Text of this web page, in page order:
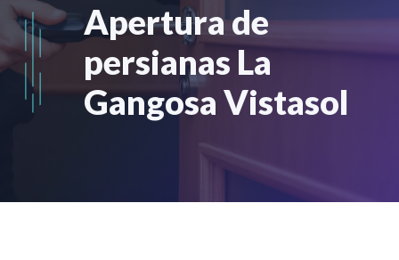
Apertura de
persianas La
Gangosa Vistasol